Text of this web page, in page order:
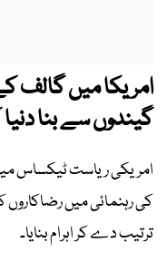
امریکا میں گالف
گیندوں سے بنا دنیا
امریکی ریاست ٹیکساس
ترتیب دے کر اہرام بنایا۔